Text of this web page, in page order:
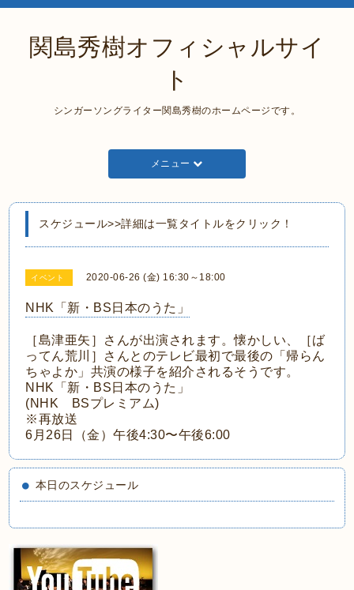
関島秀樹オフィシャルサイ
ト
シンガーソングライター関島秀樹のホームページです。
メニュー
スケジュール>>詳細は一覧タイトルをクリック！
イベント 2020-06-26 (金) 16:30～18:00
NHK「新・BS日本のうた」
［島津亜矢］さんが出演されます。懐かしい、［ば
ってん荒川］さんとのテレビ最初で最後の「帰らん
ちゃよか」共演の様子を紹介されるそうです。
NHK「新・BS日本のうた」
(NHK BSプレミアム)
※再放送
6月26日（金）午後4:30〜午後6:00
本日のスケジュール